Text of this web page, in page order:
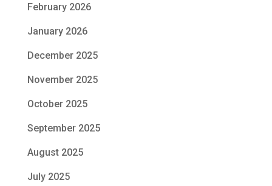
February 2026
January 2026
December 2025
November 2025
October 2025
September 2025
August 2025
July 2025